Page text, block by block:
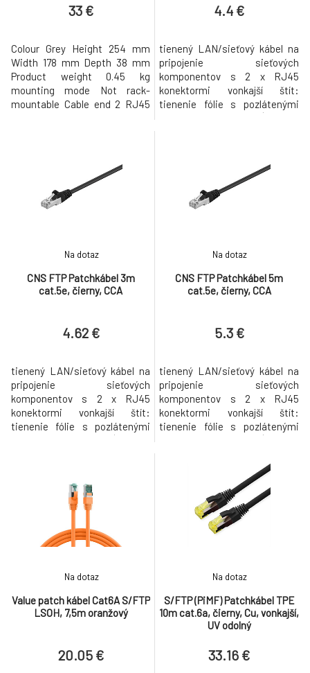
33 €
Colour Grey Height 254 mm
Width 178 mm Depth 38 mm
Product weight 0.45 kg
mounting mode Not rack-
mountable Cable end 2 RJ45
port 1 Packing Units Unit Type
of Package 1 PCE Number of
Units in Package 1 1 Package 1
4.4 €
tienený LAN/sieťový kábel na
pripojenie sieťových
komponentov s 2 x RJ45
konektormi vonkajší štít:
tienenie fólie s pozlátenými
zachytenia“ na ochranu
západky RJ45 pred zlomením
alebo zaseknutím párová
CNS FTP Patchkábel 3m
cat.5e, čierny, CCA
Na dotaz
4.62 €
tienený LAN/sieťový kábel na
pripojenie sieťových
komponentov s 2 x RJ45
konektormi vonkajší štít:
tienenie fólie s pozlátenými
konektora RJ45 „bez
zachytenia“ na ochranu
západky RJ45 pred zlomením
sekvencia príp. podľa EIA/TIA
568B vhodn
CNS FTP Patchkábel 5m
cat.5e, čierny, CCA
Na dotaz
5.3 €
tienený LAN/sieťový kábel na
pripojenie sieťových
komponentov s 2 x RJ45
konektormi vonkajší štít:
tienenie fólie s pozlátenými
Ochrana západky: Konštrukcia
konektora RJ45 „bez
zachytenia“ na ochranu
západky RJ45 pred zlomením
alebo zaseknutím párová
sekvencia príp. podľa EIA/TIA
Value patch kábel Cat6A S/FTP
LSOH, 7,5m oranžový
Na dotaz
20.05 €
S/FTP (PiMF) Patchkábel TPE
10m cat.6a, čierny, Cu, vonkajší,
UV odolný
Na dotaz
33.16 €